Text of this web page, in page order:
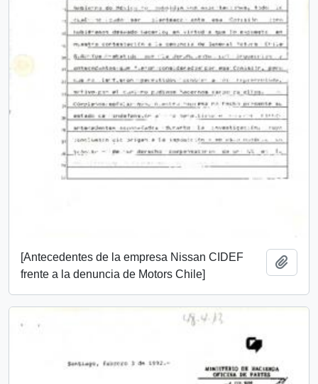
[Antecedentes de la empresa Nissan CIDEF
frente a la denuncia de Motors Chile]